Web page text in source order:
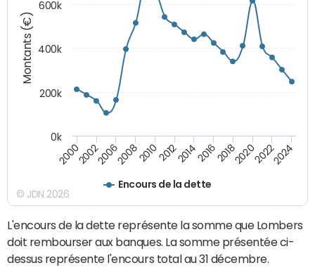
Montants (€)
Encours de la dette
200020022006200820102012201420162018202020222024
0k
200k
400k
600k
© JDN 2026
L'encours de la dette représente la somme que Lombers
doit rembourser aux banques. La somme présentée ci-
dessus représente l'encours total au 31 décembre.